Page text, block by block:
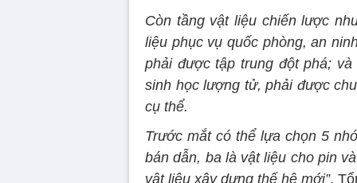
Còn tầng vật liệu chiến lược
liệu phục vụ quốc phòng, an
phải được tập trung đột phá;
sinh học lượng tử, phải được
cụ thể.
Trước mắt có thể lựa chọn 5
bán dẫn, ba là vật liệu cho pin
vật liệu xây dựng thế hệ mới”,